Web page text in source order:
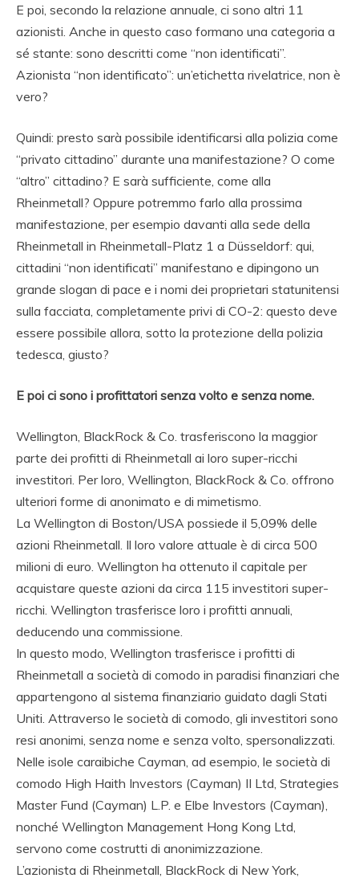
E poi, secondo la relazione annuale, ci sono altri 11
azionisti. Anche in questo caso formano una categoria a
sé stante: sono descritti come “non identificati”.
Azionista “non identificato”: un’etichetta rivelatrice, non è
vero?
Quindi: presto sarà possibile identificarsi alla polizia come
“privato cittadino” durante una manifestazione? O come
“altro” cittadino? E sarà sufficiente, come alla
Rheinmetall? Oppure potremmo farlo alla prossima
manifestazione, per esempio davanti alla sede della
Rheinmetall in Rheinmetall-Platz 1 a Düsseldorf: qui,
cittadini “non identificati” manifestano e dipingono un
grande slogan di pace e i nomi dei proprietari statunitensi
sulla facciata, completamente privi di CO-2: questo deve
essere possibile allora, sotto la protezione della polizia
tedesca, giusto?
E poi ci sono i profittatori senza volto e senza nome.
Wellington, BlackRock & Co. trasferiscono la maggior
parte dei profitti di Rheinmetall ai loro super-ricchi
investitori. Per loro, Wellington, BlackRock & Co. offrono
ulteriori forme di anonimato e di mimetismo.
La Wellington di Boston/USA possiede il 5,09% delle
azioni Rheinmetall. Il loro valore attuale è di circa 500
milioni di euro. Wellington ha ottenuto il capitale per
acquistare queste azioni da circa 115 investitori super-
ricchi. Wellington trasferisce loro i profitti annuali,
deducendo una commissione.
In questo modo, Wellington trasferisce i profitti di
Rheinmetall a società di comodo in paradisi finanziari che
appartengono al sistema finanziario guidato dagli Stati
Uniti. Attraverso le società di comodo, gli investitori sono
resi anonimi, senza nome e senza volto, spersonalizzati.
Nelle isole caraibiche Cayman, ad esempio, le società di
comodo High Haith Investors (Cayman) II Ltd, Strategies
Master Fund (Cayman) L.P. e Elbe Investors (Cayman),
nonché Wellington Management Hong Kong Ltd,
servono come costrutti di anonimizzazione.
L’azionista di Rheinmetall, BlackRock di New York,